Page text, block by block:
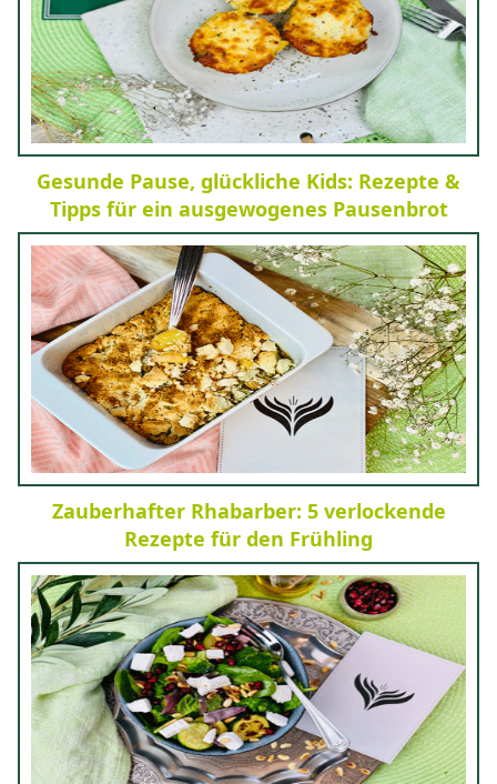
Gesunde Pause, glückliche Kids: Rezepte &
Tipps für ein ausgewogenes Pausenbrot
Zauberhafter Rhabarber: 5 verlockende
Rezepte für den Frühling